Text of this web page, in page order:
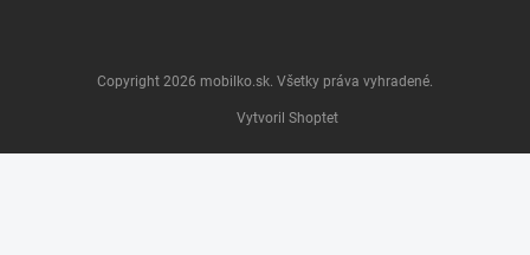
Vytvoril Shoptet
Copyright 2026 mobilko.sk . Všetky práva vyhradené.